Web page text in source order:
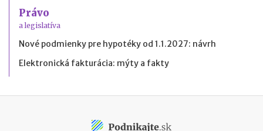
Právo
a legislatíva
Nové podmienky pre hypotéky od 1.1.2027: návrh
Elektronická fakturácia: mýty a fakty